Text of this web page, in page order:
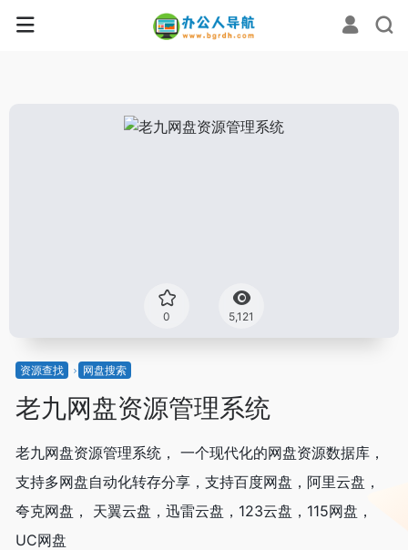
0 5,121
资源查找 网盘搜索
老九网盘资源管理系统
老九网盘资源管理系统， 一个现代化的网盘资源数据库，
支持多网盘自动化转存分享，支持百度网盘，阿里云盘，
夸克网盘， 天翼云盘，迅雷云盘，123云盘，115网盘，
UC网盘